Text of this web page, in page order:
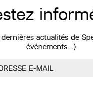
dernières actualités de
événements…).
E-MAIL